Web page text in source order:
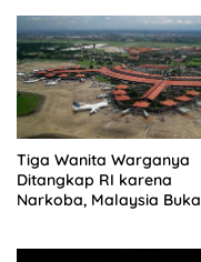
Tiga Wanita Warganya
Ditangkap RI karena
Narkoba, Malaysia Buka